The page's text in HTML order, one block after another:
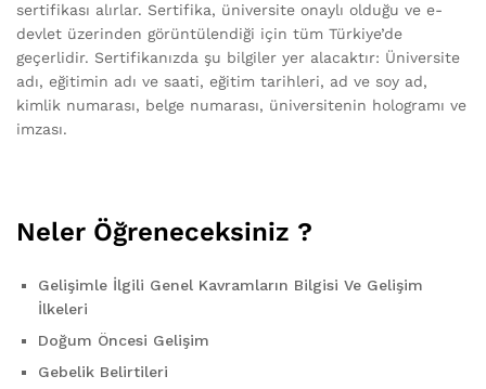
sertifikası alırlar. Sertifika, üniversite onaylı olduğu ve e-
devlet üzerinden görüntülendiği için tüm Türkiye’de
geçerlidir. Sertifikanızda şu bilgiler yer alacaktır: Üniversite
adı, eğitimin adı ve saati, eğitim tarihleri, ad ve soy ad,
kimlik numarası, belge numarası, üniversitenin hologramı ve
imzası.
Neler Öğreneceksiniz ?
Gelişimle İlgili Genel Kavramların Bilgisi Ve Gelişim
İlkeleri
Doğum Öncesi Gelişim
Gebelik Belirtileri